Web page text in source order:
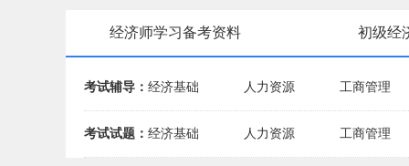
经济师学习备考资料 初级经
考试辅导： 经济基础 人力资源 工商管理
考试试题： 经济基础 人力资源 工商管理